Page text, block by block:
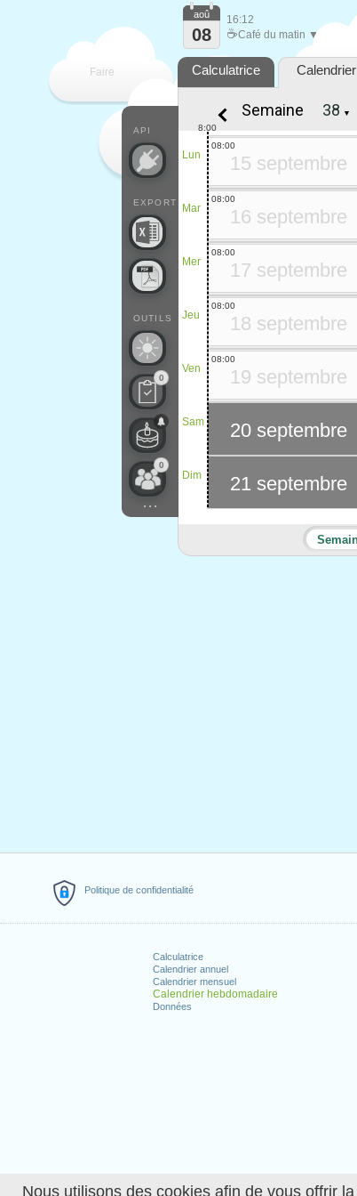
Nous utilisons des cookies afin de vous offrir
Politique de confidentialité
Calculatrice
Calendrier annuel
Calendrier mensuel
Calendrier hebdomadaire
Données
Faire
que
API
EXPORT
OUTILS
0
0
...
aoû
08
16:12
☕Café du matin ▼
Calculatrice Calendrier
Semaine ▼
Lun
Mar
Mer
Jeu
Ven
Sam
Dim
8:00
15 septembre
08:00
16 septembre
08:00
17 septembre
08:00
18 septembre
08:00
19 septembre
08:00
20 septembre
21 septembre